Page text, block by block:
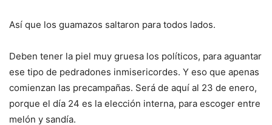
Así que los guamazos saltaron para todos lados.
Deben tener la piel muy gruesa los políticos, para aguantar
ese tipo de pedradones inmisericordes. Y eso que apenas
comienzan las precampañas. Será de aquí al 23 de enero,
porque el día 24 es la elección interna, para escoger entre
melón y sandía.